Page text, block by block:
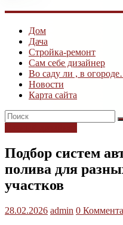
ogk3.ru
Дом
дача
Дом
Дача
Стройка-ремонт
Сам себе дизайнер
Во саду ли , в
Новости
Карта сайта
Подбор систем
полива для
участков
28.02.2026 admin 0